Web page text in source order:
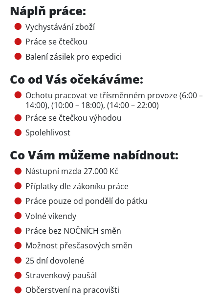
Náplň práce:
Vychystávání zboží
Práce se čtečkou
Balení zásilek pro expedici
Co od Vás očekáváme:
Ochotu pracovat ve třísměnném provoze (6:00 –
14:00), (10:00 – 18:00), (14:00 – 22:00)
Práce se čtečkou výhodou
Spolehlivost
Co Vám můžeme nabídnout:
Nástupní mzda 27.000 Kč
Příplatky dle zákoníku práce
Práce pouze od pondělí do pátku
Volné víkendy
Práce bez NOČNÍCH směn
Možnost přesčasových směn
25 dní dovolené
Stravenkový paušál
Občerstvení na pracovišti